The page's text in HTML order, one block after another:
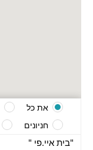
"בית איי.פי "
את כל
חניונים